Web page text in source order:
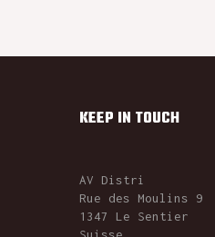
KEEP IN TOUCH
AV Distri
Rue des Moulins 9
1347 Le Sentier